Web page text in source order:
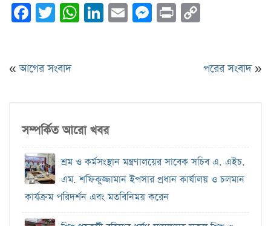
Facebook
Twitter
WhatsApp
LinkedIn
EmailMessenger
Print
«আগের সংবাদ পরের সংবাদ»
সম্পর্কিত আরো খবর
শ্রম ও কর্মসংস্থান মন্ত্রণালয়ের সাবেক সচিব এ. এইচ.
এম. শফিকুজ্জামান ইপসার প্রধান কার্যালয় ও চলমান
কার্যক্রম পরিদর্শন এবং মতবিনিময় করেন